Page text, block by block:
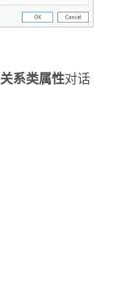
关系类属性对话